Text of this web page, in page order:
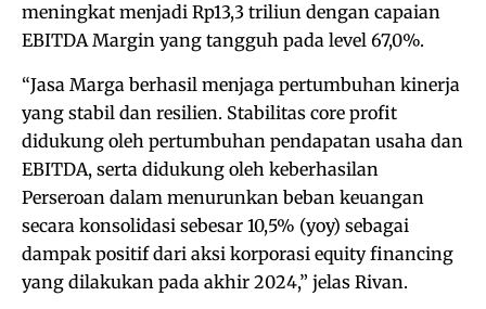
meningkat menjadi Rp13,3 triliun dengan capaian
EBITDA Margin yang tangguh pada level 67,0%.
“Jasa Marga berhasil menjaga pertumbuhan kinerja
yang stabil dan resilien. Stabilitas core profit
didukung oleh pertumbuhan pendapatan usaha dan
EBITDA, serta didukung oleh keberhasilan
Perseroan dalam menurunkan beban keuangan
secara konsolidasi sebesar 10,5% (yoy) sebagai
dampak positif dari aksi korporasi equity financing
yang dilakukan pada akhir 2024,” jelas Rivan.